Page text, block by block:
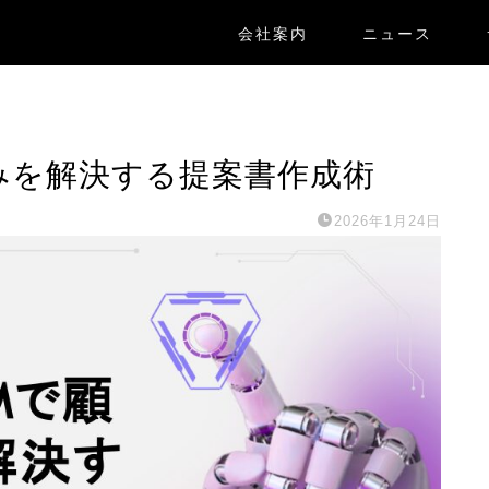
会社案内 ニュース
解決する提案書作成術
2026年1月24日